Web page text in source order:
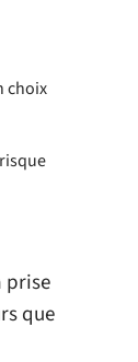
choix
prise
que